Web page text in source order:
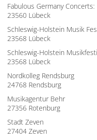
Fabulous Germany Concerts:
23560 Lübeck
Schleswig-Holstein Musik
23568 Lübeck
Schleswig-Holstein
23568 Lübeck
Nordkolleg Rendsburg
24768 Rendsburg
Musikagentur Behr
27356 Rotenburg
Stadt Zeven
27404 Zeven